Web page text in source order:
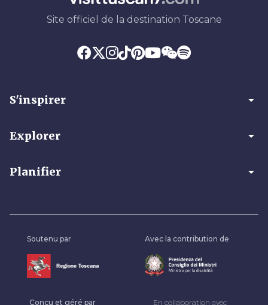
Site officiel de la destination Toscane
S'inspirer arrow_drop_down
Explorer arrow_drop_down
Planifier arrow_drop_down
Soutenu par Avec la contribution de
Conçu et géré par En collaboration avec